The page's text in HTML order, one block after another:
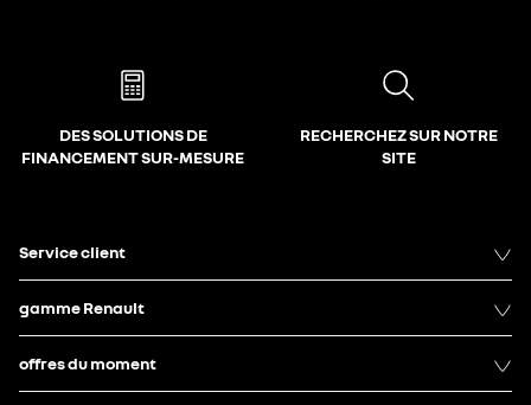
DES SOLUTIONS DE
FINANCEMENT SUR-MESURE
RECHERCHEZ SUR NOTRE
SITE
Service client
gamme Renault
offres du moment